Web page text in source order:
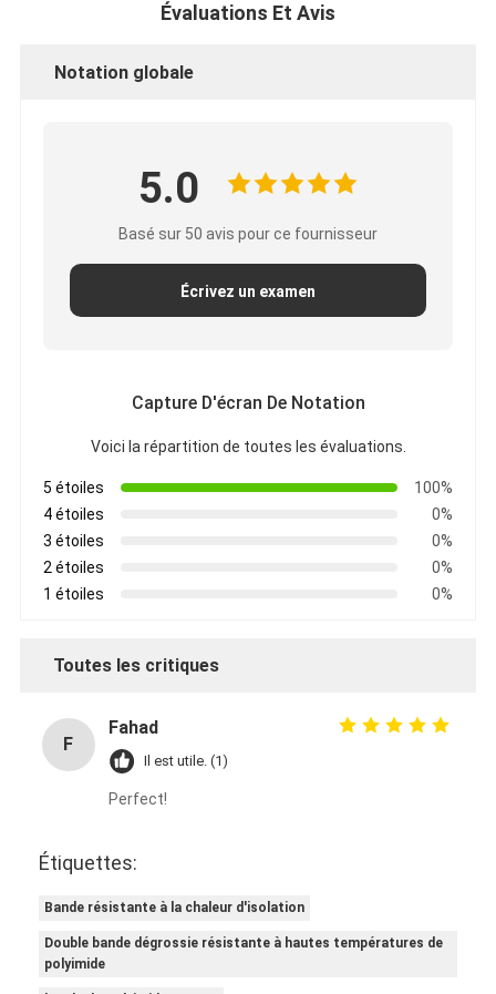
Visite d'usine
Contrôle de qualité
Bande d'isolation de tissu en verre
Ruban adhésif de tissu en verre
Ruban adhésif de film de Polyimide
Ruban adhésif de papier d'aluminium
Évaluations Et Avis
Notation globale
5.0
Basé sur 50 avis pour ce fournisseur
Écrivez un examen
Capture D'écran De Notation
Voici la répartition de toutes les évaluations.
5 étoiles
100%
4 étoiles
0%
3 étoiles
0%
2 étoiles
0%
1 étoiles
0%
Toutes les critiques
F
Fahad
Il est utile. (1)
Perfect!
Étiquettes:
Bande résistante à la chaleur d'isolation
Double bande dégrossie résistante à hautes températures de
polyimide